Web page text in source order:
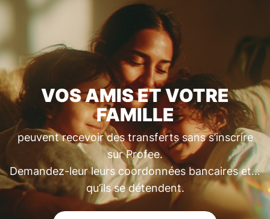
VOS AMIS ET VOTRE
FAMILLE
peuvent recevoir des transferts sans s’inscrire
sur Profee.
Demandez-leur leurs coordonnées bancaires et…
qu’ils se détendent.